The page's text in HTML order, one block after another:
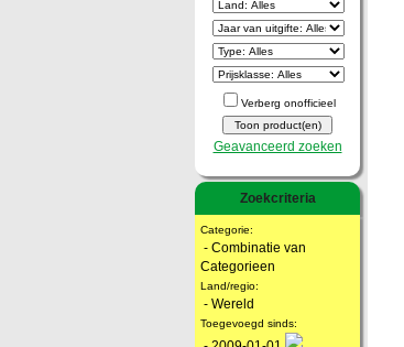
Verberg onofficieel
Geavanceerd zoeken
Zoekcriteria
Categorie:
- Combinatie van
Categorieen
Land/regio:
- Wereld
Toegevoegd sinds: